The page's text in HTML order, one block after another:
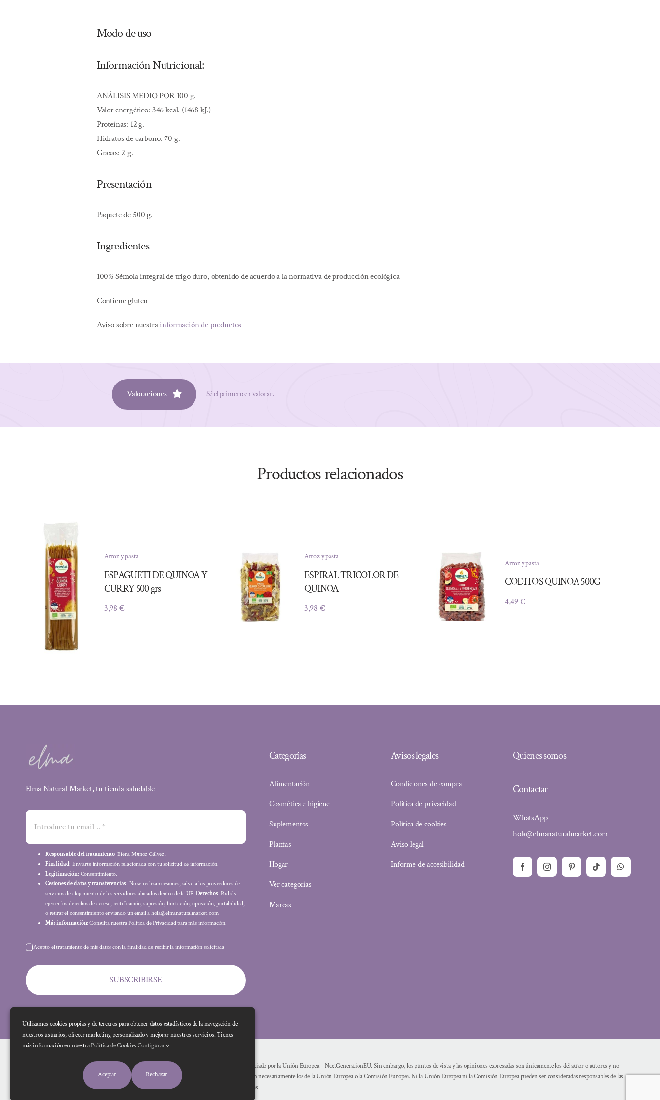
Modo de uso
Información Nutricional:
ANÁLISIS MEDIO POR 100 g.
Valor energético: 346 kcal. (1468 kJ.)
Proteínas: 12 g.
Hidratos de carbono: 70 g.
Grasas: 2 g.
Presentación
Paquete de 500 g.
Ingredientes
100% Sémola integral de trigo duro, obtenido de acuerdo a la normativa de producción ecológica
Contiene gluten
Aviso sobre nuestrainformación de productos
Valoraciones Sé el primero en valorar.
Productos relacionados
Arroz y pasta
ESPAGUETI DE QUINOA Y
CURRY 500 grs
3,98 €
Arroz y pasta
ESPIRAL TRICOLOR DE
QUINOA
3,98 €
Arroz y pasta
CODITOS QUINOA 500G
4,49€
Elma Natural Market, tu tienda saludable
Responsable del tratamiento: Elena Muñoz Gálvez .
Finalidad: Enviarte información relacionada con tu solicitud de información.
Legitimación: Consentimiento.
Cesiones de datos y transferencias: No se realizan cesiones, salvo a los proveedores de
servicios de alojamiento de los servidores ubicados dentro de la UE.Derechos: Podrás
ejercer los derechos de acceso, rectificación, supresión, limitación, oposición, portabilidad,
o retirar el consentimiento enviando un email a hola@elmanaturalmarket.com
Más información: Consulta nuestra Política de Privacidad para más información.
Acepto el tratamiento de mis datos con la finalidad de recibir la información solicitada
SUBSCRIBIRSE
Categorías
Alimentación
Cosmética e higiene
Suplementos
Plantas
Hogar
Ver categorías
Marcas
Avisos legales
Condiciones de compra
Política de privacidad
Política de cookies
Aviso legal
Informe de accesibilidad
Quienes somos
Contactar
WhatsApp
hola@elmanaturalmarket.com
Financiado por la Unión Europea – NextGenerationEU. Sin embargo, los puntos de vista y las opiniones expresadas son únicamente los del autor o autores y no
reflejan necesariamente los de la Unión Europea o la Comisión Europea. Ni la Unión Europea ni la Comisión Europea pueden ser consideradas responsables de las
mismas
Utilizamos cookies propias y de terceros para obtener datos estadísticos de la navegación de
nuestros usuarios, ofrecer marketing personalizado y mejorar nuestros servicios. Tienes
más información en nuestraPolítica de Cookies Configurar
Aceptar Rechazar